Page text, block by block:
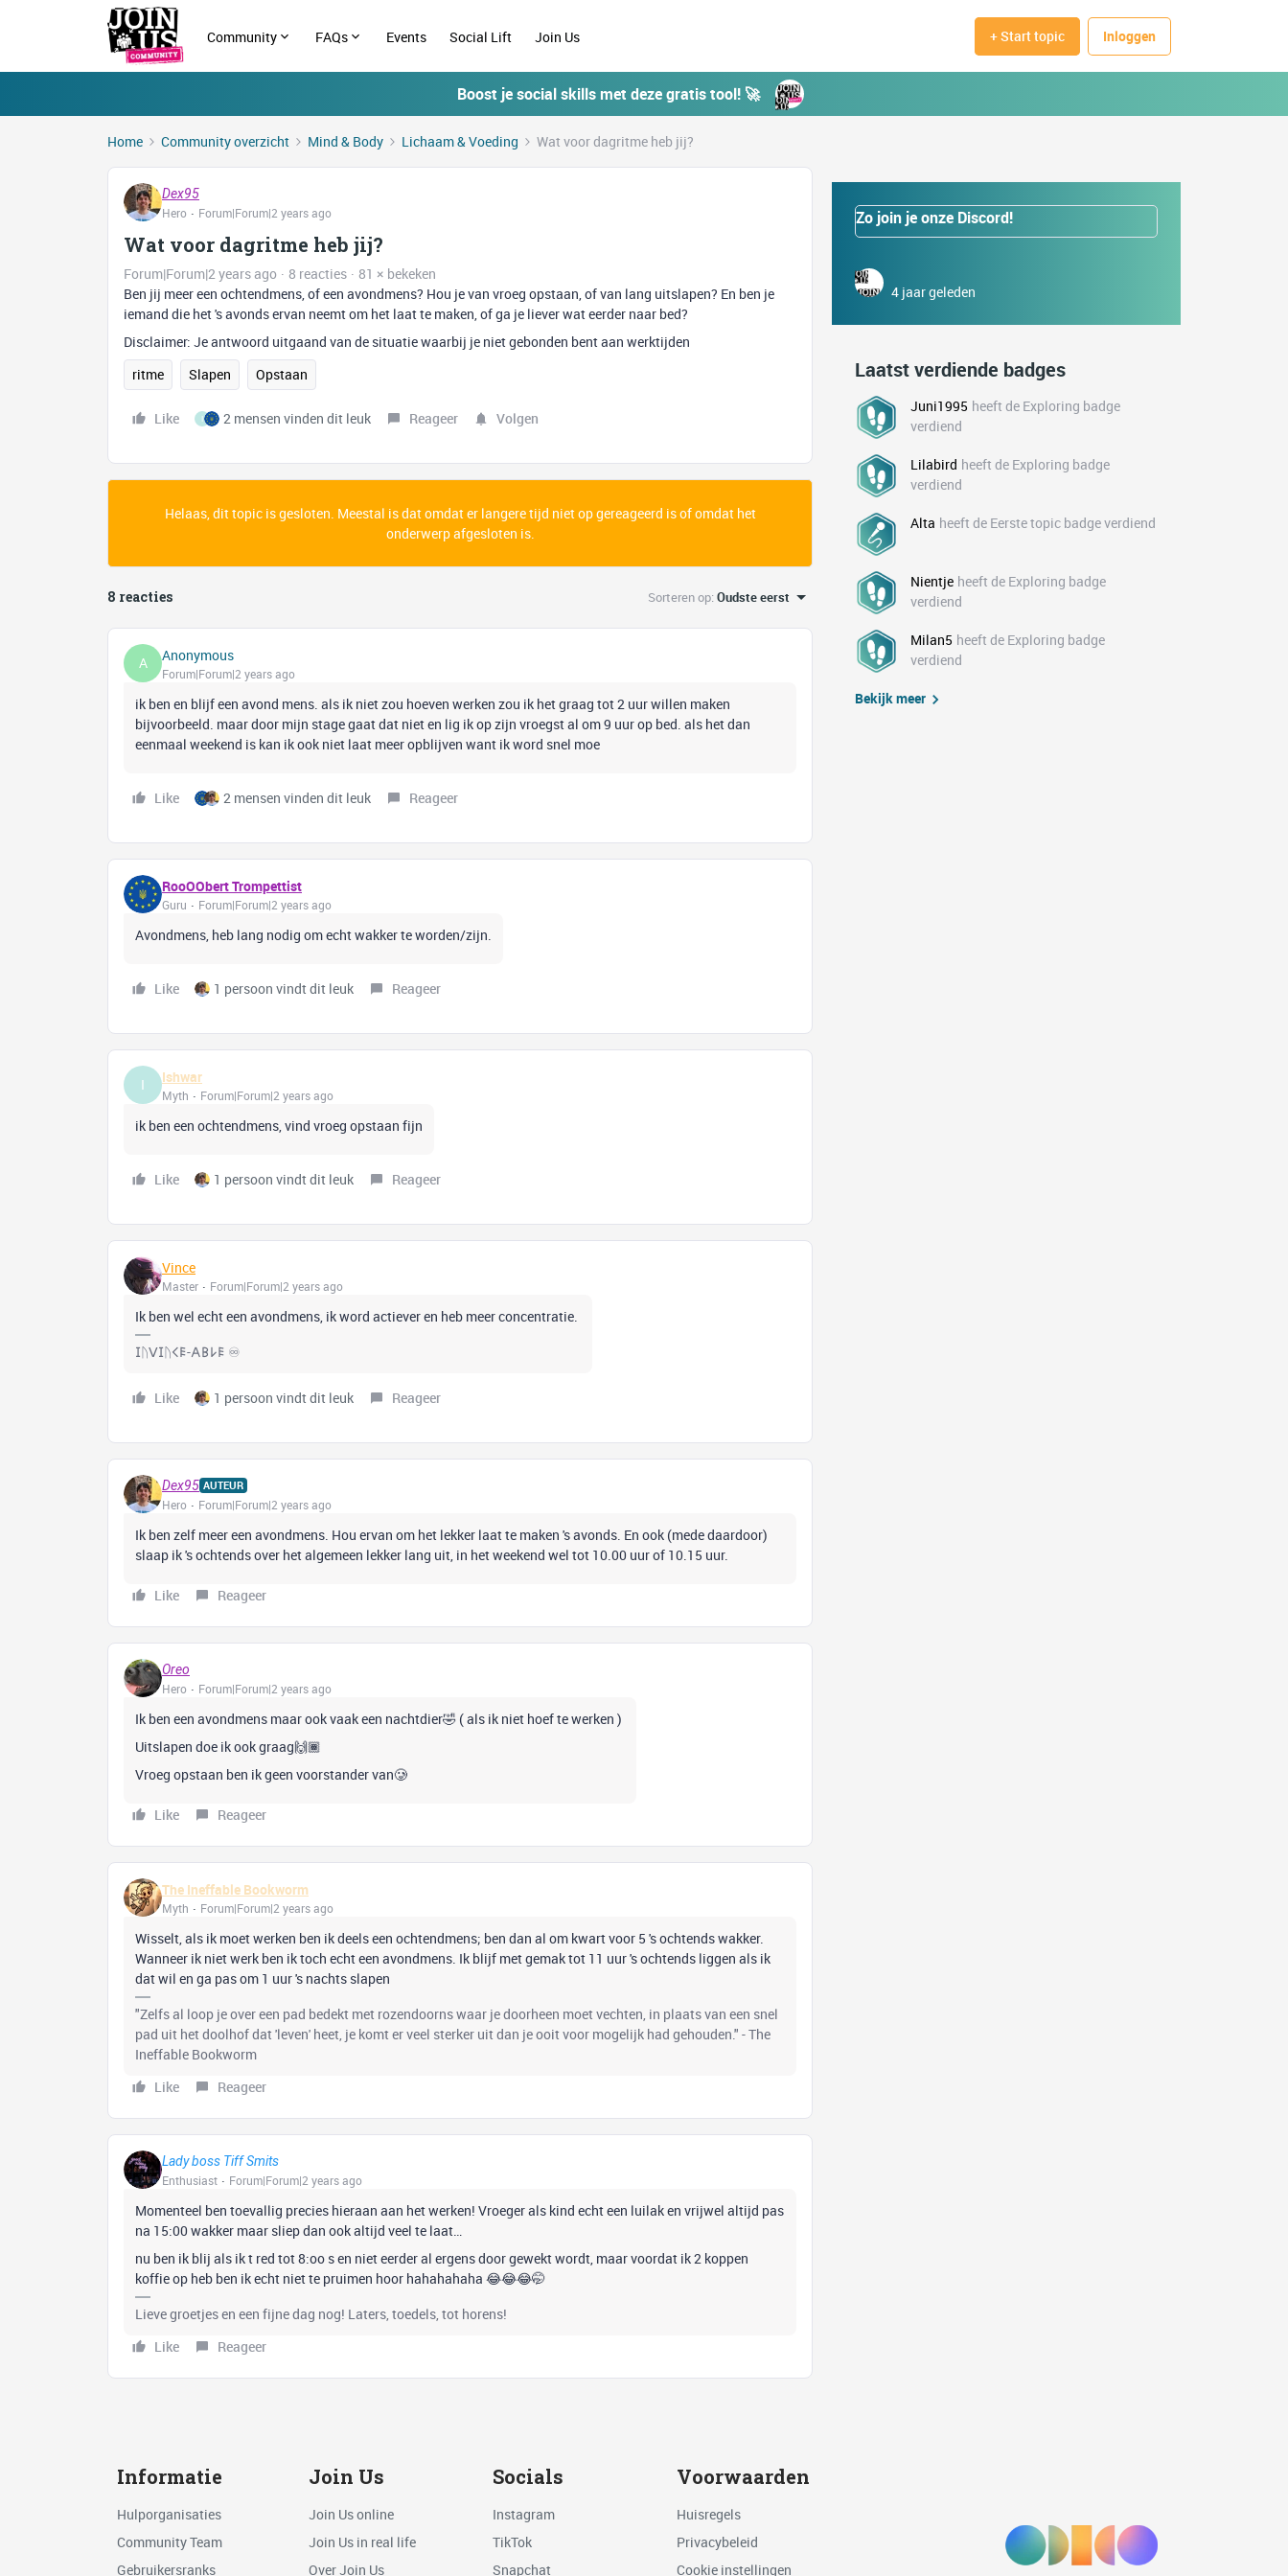
Community FAQs Events Social Lift Join Us + Start topic Inloggen
Boost je social skills met deze gratis tool! 🚀
Home Community overzicht Mind & Body Lichaam & Voeding Wat voor dagritme heb jij?
Dex95
Hero
Forum|Forum|2 years ago
Wat voor dagritme heb jij?
Forum|Forum|2 years ago 8 reacties
81 × bekeken
Ben jij meer een ochtendmens, of een avondmens? Hou je van vroeg opstaan, of van lang uitslapen? En ben je
iemand die het 's avonds ervan neemt om het laat te maken, of ga je liever wat eerder naar bed?
Disclaimer: Je antwoord uitgaand van de situatie waarbij je niet gebonden bent aan werktijden
ritme
Slapen Opstaan
Like I 2 mensen vinden dit leuk Reageer Volgen
Helaas, dit topic is gesloten. Meestal is dat omdat er langere tijd niet op gereageerd is of omdat het
onderwerp afgesloten is.
8 reacties Sorteren op:Oudste eerst
A Anonymous
Forum|Forum|2 years ago
ik ben en blijf een avond mens. als ik niet zou hoeven werken zou ik het graag tot 2 uur willen maken
bijvoorbeeld. maar door mijn stage gaat dat niet en lig ik op zijn vroegst al om 9 uur op bed. als het dan
eenmaal weekend is kan ik ook niet laat meer opblijven want ik word snel moe
Like 2 mensen vinden dit leuk Reageer
RooOObert Trompettist
Guru Forum|Forum|2 years ago
Avondmens, heb lang nodig om echt wakker te worden/zijn.
Like 1 persoon vindt dit leuk Reageer
I Ishwar
Myth Forum|Forum|2 years ago
ik ben een ochtendmens, vind vroeg opstaan fijn
Like 1 persoon vindt dit leuk Reageer
Vince
Master Forum|Forum|2 years ago
Ik ben wel echt een avondmens, ik word actiever en heb meer concentratie.
𐌆ᚢꓦ𐌆ᚢ𐌂𐌄-𐌀𐌁𐌋𐌄 ♾️
Like 1 persoon vindt dit leuk Reageer
Dex95 AUTEUR
Hero Forum|Forum|2 years ago
Ik ben zelf meer een avondmens. Hou ervan om het lekker laat te maken 's avonds. En ook (mede daardoor)
slaap ik 's ochtends over het algemeen lekker lang uit, in het weekend wel tot 10.00 uur of 10.15 uur.
Like Reageer
Oreo
Hero
Forum|Forum|2 years ago
Ik ben een avondmens maar ook vaak een nachtdier🤣 ( als ik niet hoef te werken )
Uitslapen doe ik ook graag🙌🏾
Vroeg opstaan ben ik geen voorstander van🥲
Like Reageer
The Ineffable Bookworm
Myth Forum|Forum|2 years ago
Wisselt, als ik moet werken ben ik deels een ochtendmens; ben dan al om kwart voor 5 's ochtends wakker.
Wanneer ik niet werk ben ik toch echt een avondmens. Ik blijf met gemak tot 11 uur 's ochtends liggen als ik
dat wil en ga pas om 1 uur 's nachts slapen
"Zelfs al loop je over een pad bedekt met rozendoorns waar je doorheen moet vechten, in plaats van een snel
pad uit het doolhof dat 'leven' heet, je komt er veel sterker uit dan je ooit voor mogelijk had gehouden." - The
Ineffable Bookworm
Like
Reageer
Lady boss Tiff Smits
Enthusiast
Forum|Forum|2 years ago
Momenteel ben toevallig precies hieraan aan het werken! Vroeger als kind echt een luilak en vrijwel altijd pas
na 15:00 wakker maar sliep dan ook altijd veel te laat…
nu ben ik blij als ik t red tot 8:oo s en niet eerder al ergens door gewekt wordt, maar voordat ik 2 koppen
koffie op heb ben ik echt niet te pruimen hoor hahahahaha 😂😂😂🤭
Lieve groetjes en een fijne dag nog! Laters, toedels, tot horens!
Like
Reageer
Zo join je onze Discord!
4 jaar geleden
Laatst verdiende badges
Juni1995 heeft de Exploring badge
verdiend
Lilabird heeft de Exploring badge
verdiend
Alta heeft de Eerste topic badge verdiend
Nientje heeft de Exploring badge
verdiend
Milan5 heeft de Exploring badge
verdiend
Bekijk meer
Informatie
Hulporganisaties
Community Team
Gebruikersranks
Join Us
Join Us online
Join Us in real life
Over Join Us
Socials
Instagram
TikTok
Snapchat
Voorwaarden
Huisregels
Privacybeleid
Cookie instellingen